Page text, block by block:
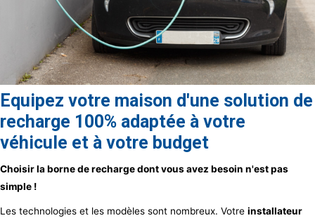
Equipez votre maison d'une solution de
recharge 100% adaptée à votre
véhicule et à votre budget
Choisir la borne de recharge dont vous avez besoin n'est pas
simple !
Les technologies et les modèles sont nombreux. Votre installateur